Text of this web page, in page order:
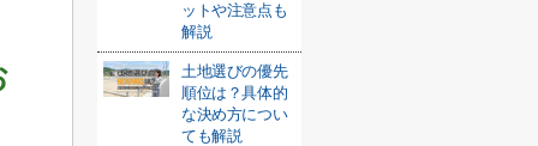
ットや注意点も
解説
土地選びの優先
順位は？具体的
な決め方につい
ても解説